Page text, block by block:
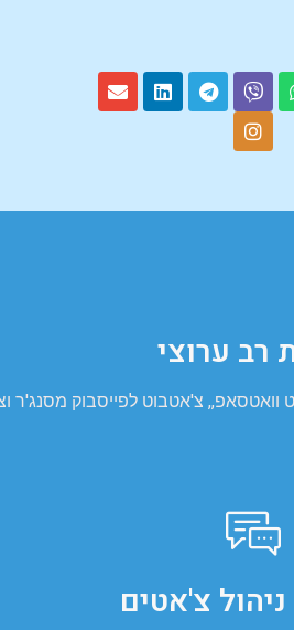
רב ערוצי
צ'אטבוט לפייסבוק מסנג'ר
צ'אטים